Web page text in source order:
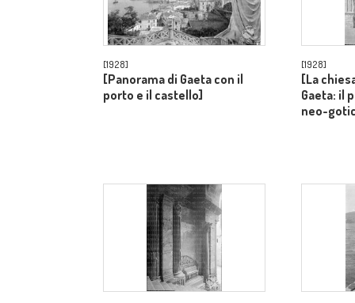
[1928]
[Panorama di Gaeta con il
porto e il castello]
[1928]
[La
Gaeta: il
neo-